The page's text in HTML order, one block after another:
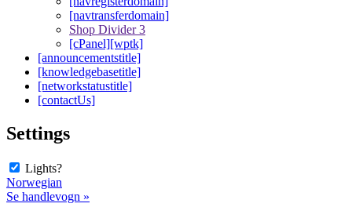
[navtransferdomain]
Shop Divider 3
[cPanel][wptk]
[announcementstitle]
[knowledgebasetitle]
[networkstatustitle]
[contactUs]
Settings
Lights?
Norwegian
Se handlevogn »